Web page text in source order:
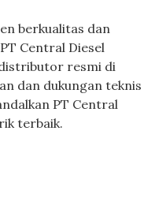
berkualitas dan
Central Diesel
resmi di
dan dukungan teknis
PT Central
terbaik.